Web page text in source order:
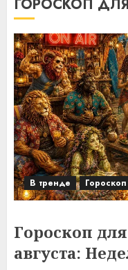
ГОРОСКОП
В тренде
Гороскоп
августа: